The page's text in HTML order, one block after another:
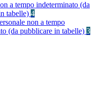
a tempo indeterminato (da
tabelle) 4
non a tempo
(da pubblicare in tabelle) 3